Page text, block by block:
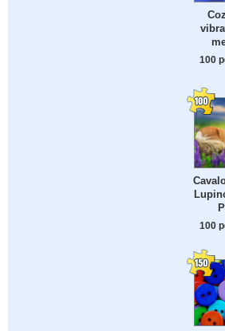
100
100